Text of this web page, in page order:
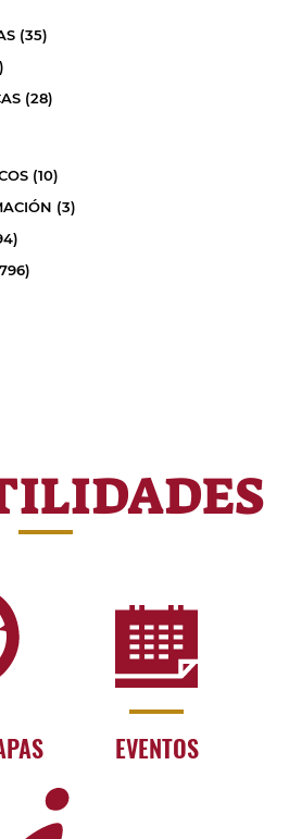
(35)
(28)
(10)
(3)
EVENTOS